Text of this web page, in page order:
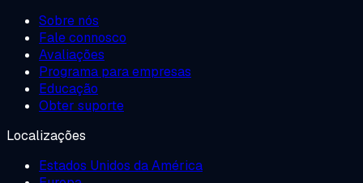
Sobre nós
Fale connosco
Avaliações
Programa para empresas
Educação
Obter suporte
Localizações
Estados Unidos da América